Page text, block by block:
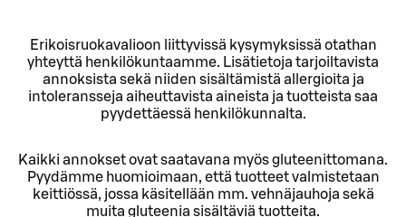
Erikoisruokavalioon liittyvissä kysymyksissä otathan
yhteyttä henkilökuntaamme. Lisätietoja tarjoiltavista
annoksista sekä niiden sisältämistä allergioita ja
intoleransseja aiheuttavista aineista ja tuotteista saa
pyydettäessä henkilökunnalta.
Kaikki annokset ovat saatavana myös gluteenittomana.
Pyydämme huomioimaan, että tuotteet valmistetaan
keittiössä, jossa käsitellään mm. vehnäjauhoja sekä
muita gluteenia sisältäviä tuotteita.